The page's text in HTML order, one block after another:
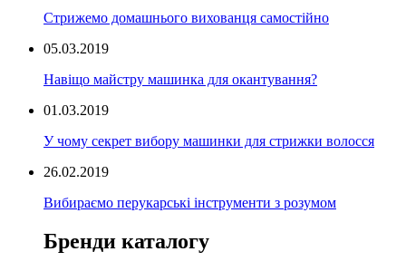
Стрижемо домашнього вихованця самостійно
05.03.2019
Навіщо майстру машинка для окантування?
01.03.2019
У чому секрет вибору машинки для стрижки волосся
26.02.2019
Вибираємо перукарські інструменти з розумом
Бренди каталогу